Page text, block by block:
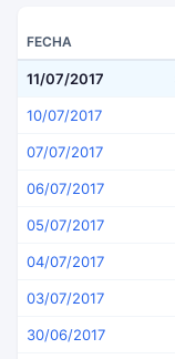
FECHA
11/07/2017
10/07/2017
07/07/2017
06/07/2017
05/07/2017
04/07/2017
03/07/2017
30/06/2017